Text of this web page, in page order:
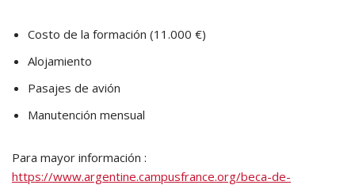
Costo de la formación (11.000 €)
Alojamiento
Pasajes de avión
Manutención mensual
Para mayor información :
https://www.argentine.campusfrance.org/beca-de-